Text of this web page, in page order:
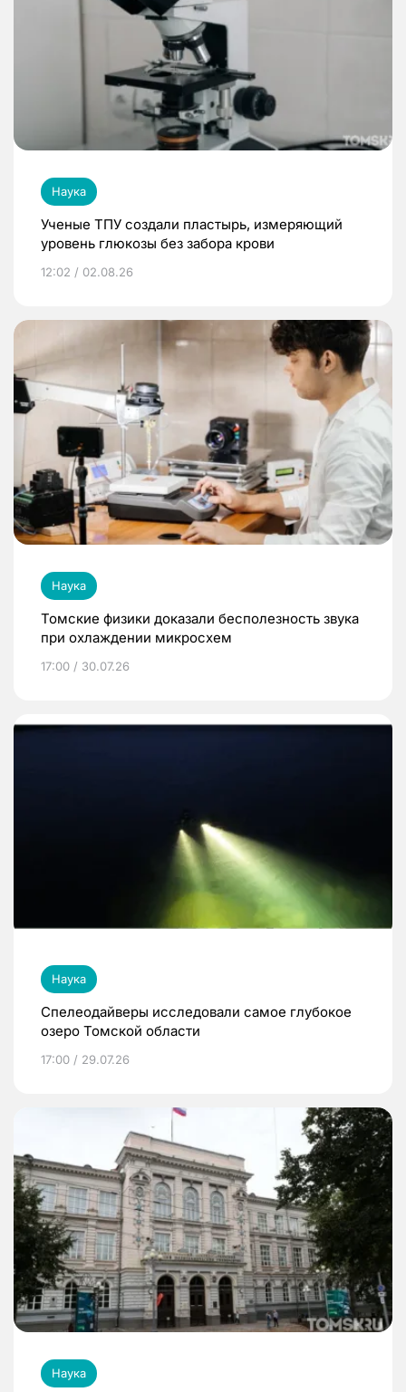
Наука
Ученые ТПУ создали пластырь, измеряющий
уровень глюкозы без забора крови
12:02 / 02.08.26
Наука
Томские физики доказали бесполезность звука
при охлаждении микросхем
17:00 / 30.07.26
Наука
Спелеодайверы исследовали самое глубокое
озеро Томской области
17:00 / 29.07.26
Наука